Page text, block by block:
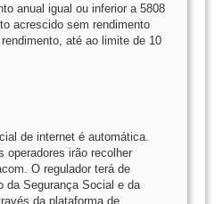
anual igual ou inferior a 5808
acrescido sem rendimento
até ao limite de 10
de internet é automática.
operadores irão recolher
O regulador terá de
da Segurança Social e da
da plataforma de